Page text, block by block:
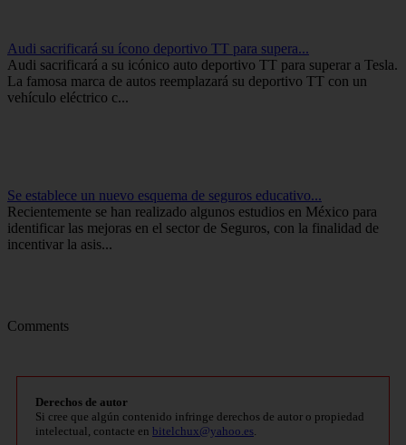
Audi sacrificará su ícono deportivo TT para supera...
Audi sacrificará a su icónico auto deportivo TT para superar a Tesla.
La famosa marca de autos reemplazará su deportivo TT con un
vehículo eléctrico c...
Se establece un nuevo esquema de seguros educativo...
Recientemente se han realizado algunos estudios en México para
identificar las mejoras en el sector de Seguros, con la finalidad de
incentivar la asis...
Comments
Derechos de autor
Si cree que algún contenido infringe derechos de autor o propiedad
intelectual, contacte en bitelchux@yahoo.es